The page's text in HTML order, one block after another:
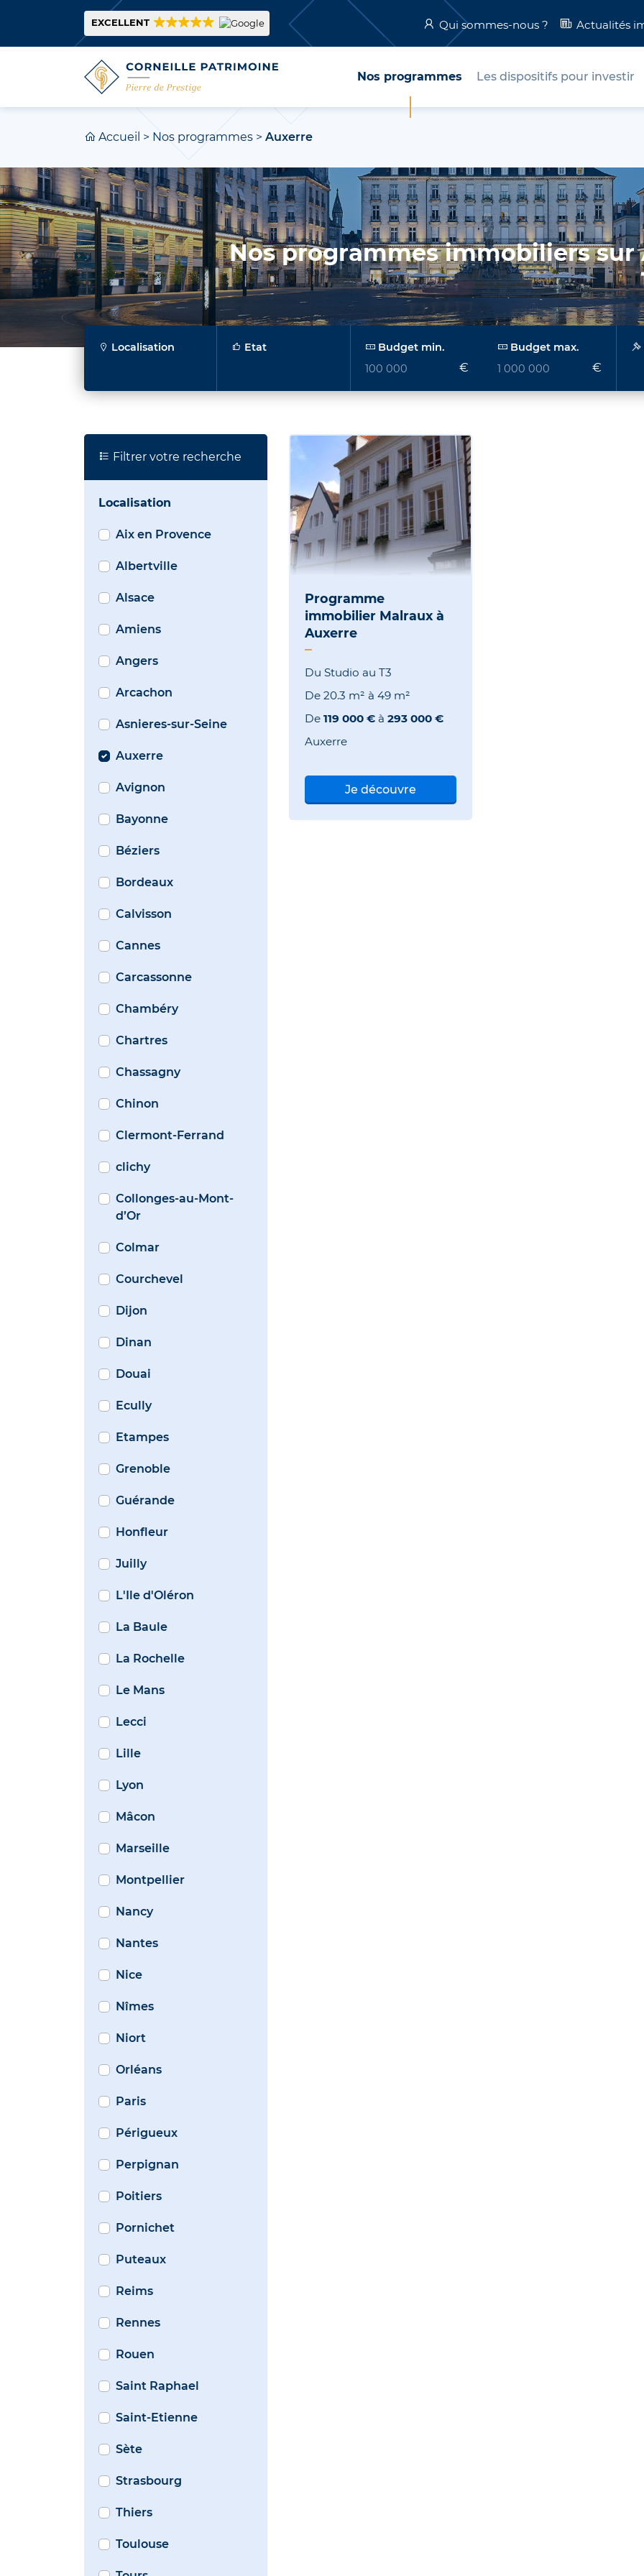
EXCELLENT Qui sommes-nous ? Actualités
Nos programmes Les dispositifs pour investir
Accueil > Nos programmes > Auxerre
Nos programmes immobiliers sur
Localisation Etat Budget min.
€
Budget max.
€
Filtrer votre recherche
Localisation
Aix en Provence
Albertville
Alsace
Amiens
Angers
Arcachon
Asnieres-sur-Seine
Auxerre
Avignon
Bayonne
Béziers
Bordeaux
Calvisson
Cannes
Carcassonne
Chambéry
Chartres
Chassagny
Chinon
Clermont-Ferrand
clichy
Collonges-au-Mont-
d’Or
Colmar
Courchevel
Dijon
Dinan
Douai
Ecully
Etampes
Grenoble
Guérande
Honfleur
Juilly
L'Ile d'Oléron
La Baule
La Rochelle
Le Mans
Lecci
Lille
Lyon
Mâcon
Marseille
Montpellier
Nancy
Nantes
Nice
Nîmes
Niort
Orléans
Paris
Périgueux
Perpignan
Poitiers
Pornichet
Puteaux
Reims
Rennes
Rouen
Saint Raphael
Saint-Etienne
Sète
Strasbourg
Thiers
Toulouse
Programme
immobilier Malraux à
Auxerre
Du Studio au T3
De 20.3 m² à 49 m²
De 119 000 € à 293 000 €
Auxerre
Je découvre